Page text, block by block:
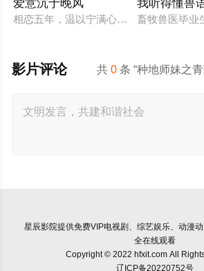
爱意沉于晚风
相恋五年，温以宁满心筹备向男友顾西
我听得懂兽
畜牧兽医毕业
共0 条 “种地师妹之
影片评论
星辰影院提供免费VIP电视剧、综艺娱乐、动漫
全在线观看
Copyright © 2022 hfxit.com All
辽ICP备20220752号